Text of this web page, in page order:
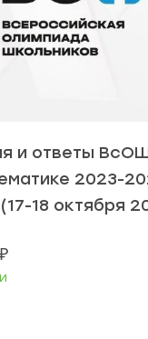
и ответы
2023-
18 октября
₽